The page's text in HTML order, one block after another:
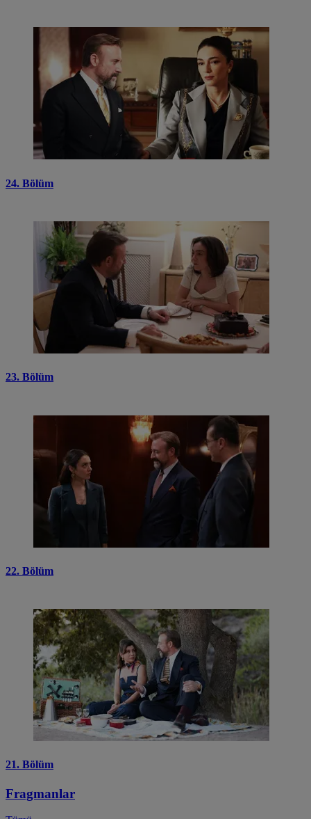
24. Bölüm
23. Bölüm
22. Bölüm
21. Bölüm
Fragmanlar